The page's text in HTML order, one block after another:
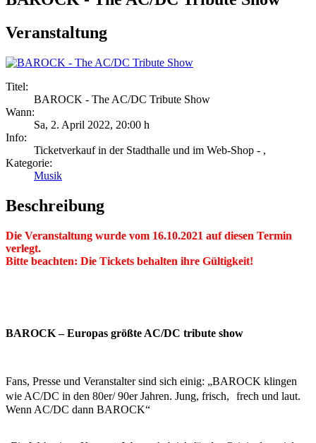
Veranstaltung
Titel:
BAROCK - The AC/DC Tribute Show
Wann:
Sa, 2. April 2022, 20:00 h
Info:
Ticketverkauf in der Stadthalle und im Web-Shop - ,
Kategorie:
Musik
Beschreibung
Die Veranstaltung wurde vom 16.10.2021 auf diesen Termin
verlegt.
Bitte beachten: Die Tickets behalten ihre Gültigkeit!
BAROCK – Europas größte AC/DC tribute show
Fans, Presse und Veranstalter sind sich einig: „BAROCK klingen
wie AC/DC in den 80er/ 90er Jahren. Jung, frisch, frech und laut.
Wenn AC/DC dann BAROCK“